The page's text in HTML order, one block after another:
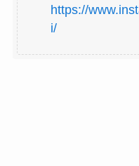
https://
i/